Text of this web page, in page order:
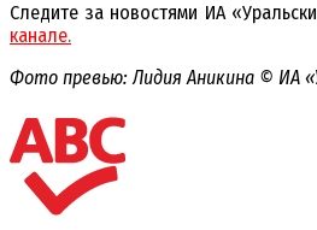
Следите за новостями ИА
канале.
Фото превью: Лидия Аникина © ИА